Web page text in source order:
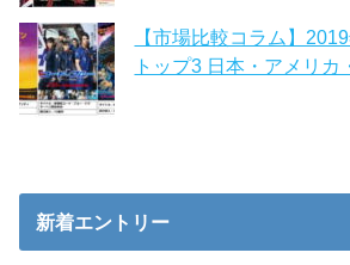
【市場比較コラム】
トップ3 日本・アメリカ
新着エントリー